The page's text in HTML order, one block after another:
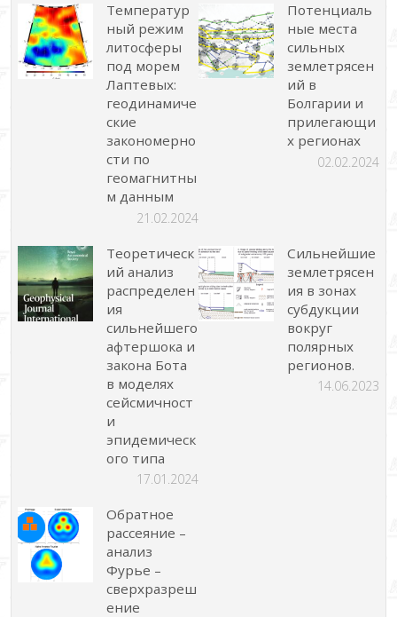
Температур
ный режим
литосферы
под морем
Лаптевых:
геодинамиче
ские
закономерно
сти по
геомагнитны
м данным
21.02.2024
Потенциаль
ные места
сильных
землетрясен
ий в
Болгарии и
прилегающи
х регионах
02.02.2024
Теоретическ
ий анализ
распределен
ия
сильнейшего
афтершока и
закона Бота
в моделях
сейсмичност
и
эпидемическ
ого типа
17.01.2024
Сильнейшие
землетрясен
ия в зонах
субдукции
вокруг
полярных
регионов.
14.06.2023
Обратное
рассеяние –
анализ
Фурье –
сверхразреш
ение